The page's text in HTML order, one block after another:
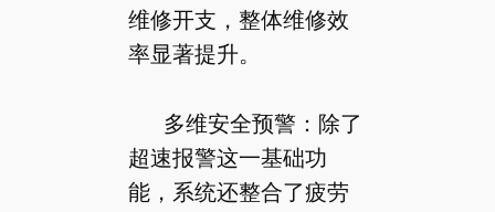
维修开支，整体维修效
率显著提升。
多维安全预警：除了
超速报警这一基础功
能，系统还整合了疲劳